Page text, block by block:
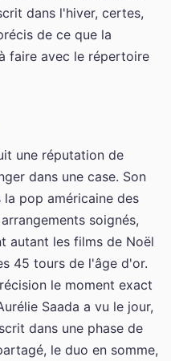
dans l'hiver, certes,
de ce que la
faire avec le répertoire
une réputation de
dans une case. Son
pop américaine des
soignés,
autant les films de Noël
45 tours de l'âge d'or.
le moment exact
Saada a vu le jour,
dans une phase de
le duo en somme,